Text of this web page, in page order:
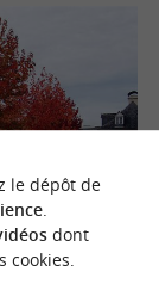
le dépôt de
.
dont